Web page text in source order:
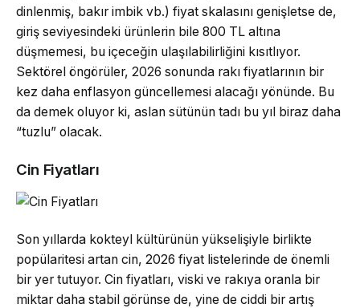
dinlenmiş, bakır imbik vb.) fiyat skalasını genişletse de,
giriş seviyesindeki ürünlerin bile 800 TL altına
düşmemesi, bu içeceğin ulaşılabilirliğini kısıtlıyor.
Sektörel öngörüler, 2026 sonunda rakı fiyatlarının bir
kez daha enflasyon güncellemesi alacağı yönünde. Bu
da demek oluyor ki, aslan sütünün tadı bu yıl biraz daha
“tuzlu” olacak.
Cin Fiyatları
Son yıllarda kokteyl kültürünün yükselişiyle birlikte
popülaritesi artan cin, 2026 fiyat listelerinde de önemli
bir yer tutuyor. Cin fiyatları, viski ve rakıya oranla bir
miktar daha stabil görünse de, yine de ciddi bir artış